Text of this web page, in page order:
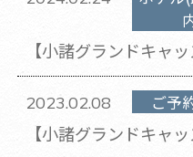
【小諸グランドキャ
復旧のお知らせ(2024
2023.02.08 ご予
【小諸グランドキャ